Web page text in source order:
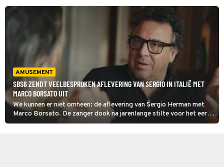
AMUSEMENT
SBS6 ZENDT VEELBESPROKEN AFLEVERING VAN SERGIO IN ITALIË MET
MARCO BORSATO UIT
We kunnen er niet omheen: de aflevering van Sergio Herman met
Marco Borsato. De zanger dook na jarenlange stilte voor het eerst
weer op in een Vlaams tv-programma. Videoland-kijkers kunnen de